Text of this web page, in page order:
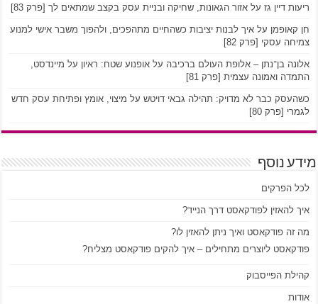
ריעות דיין גז על אזור הגאונות, שחיקה ובניית עסק בקצב שמתאים לך [פרק 83]
חן קאופמן על איך לבנות יציבות כשהחיים מתהפכים, ולהפוך משבר אישי למנוע
צמיחה עסקי [פרק 82]
אלונה בן־נתן – אלופת העולם ברכיבה על אופנוע שטח: ראיון על מיינדסט,
התמדה ואמונה עצמית [פרק 81]
כשהעסק כבר לא מדויק: תהילה גבאי דויטש על מיצוי, אומץ ופתיחת עסק חדש
לגמרי [פרק 80]
מידע נוסף
לכל הפרקים
איך להאזין לפודקאסט דרך הנייד?
מה זה פודקאסט ואיך ניתן להאזין לו?
פודקאסט ליוצרים מתחילים – איך להקים פודקאסט מצליח?
קהילת הפייסבוק
אודות